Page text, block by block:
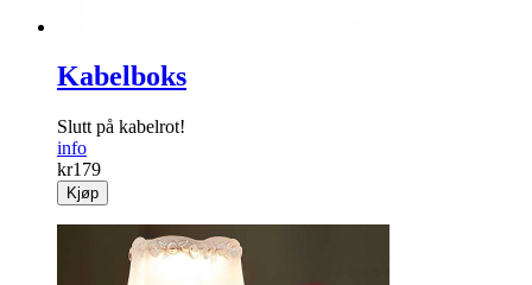
Kabelboks
Slutt på kabelrot!
info
kr179
Kjøp